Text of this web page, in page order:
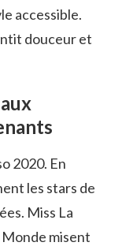
accessible.
douceur et
2020. En
les stars de
Miss La
misent